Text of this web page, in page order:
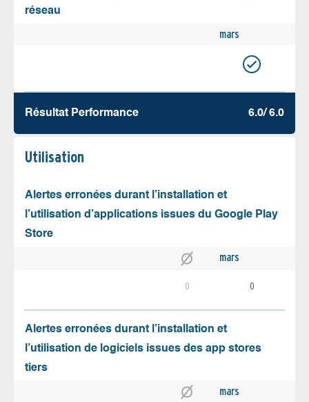
réseau
mars
Résultat Performance 6.0/ 6.0
Utilisation
Alertes erronées durant l’installation et
l’utilisation d’applications issues du Google Play
Store
mars
0 0
Alertes erronées durant l’installation et
l’utilisation de logiciels issues des app stores
tiers
mars